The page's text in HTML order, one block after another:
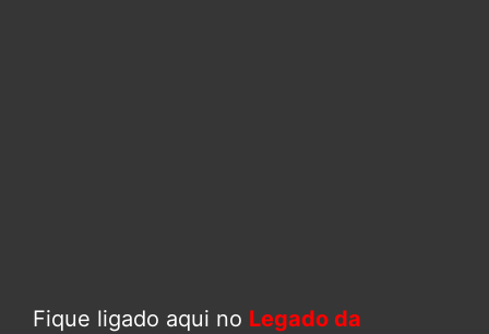
Fique ligado aqui no Legado da